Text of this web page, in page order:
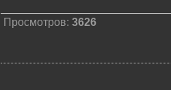
Просмотров: 3626